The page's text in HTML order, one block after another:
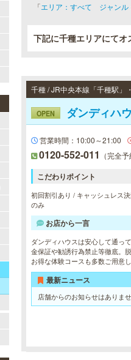
「エリア：すべて ジャンル
下記に千種エリアにてオ
千種 / JR中央本線「千種駅」
OPEN ダンディハ
営業時間：10:00～21:00
0120-552-011 （完全
こだわりポイント
初回割引あり / キャッシュレス
のみ
お店から一言
ダンディハウスは安心して通っ
金保証や勧誘行為禁止等徹底。
お得な体験コースも多数ご用意し
最新ニュース
店舗からのお知らせはありませ